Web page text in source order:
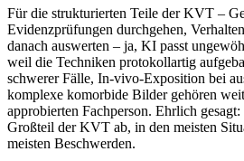
Für die strukturierten Teile der KVT –
Evidenzprüfungen durchgehen,
danach auswerten – ja, KI passt
weil die Techniken protokollartig
schwerer Fälle, In-vivo-Exposition bei
komplexe komorbide Bilder gehören
approbierten Fachperson. Ehrlich
Großteil der KVT ab, in den meisten
meisten Beschwerden.